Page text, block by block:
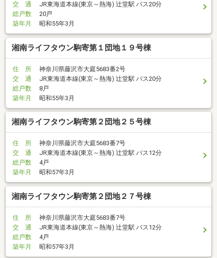
交 通
JR東海道本線(東京～熱海) 辻堂駅 バス20分
総戸数
20戸
築年月
昭和55年3月
湘南ライフタウン駒寄第１団地１９号棟
住 所
神奈川県藤沢市大庭5683番2号
交 通
JR東海道本線(東京～熱海) 辻堂駅 バス20分
総戸数
8戸
築年月
昭和55年3月
湘南ライフタウン駒寄第２団地２５号棟
住 所
神奈川県藤沢市大庭5683番7号
交 通
JR東海道本線(東京～熱海) 辻堂駅 バス12分
総戸数
4戸
築年月
昭和57年3月
湘南ライフタウン駒寄第２団地２７号棟
住 所
神奈川県藤沢市大庭5683番7号
交 通
JR東海道本線(東京～熱海) 辻堂駅 バス12分
総戸数
4戸
築年月
昭和57年3月